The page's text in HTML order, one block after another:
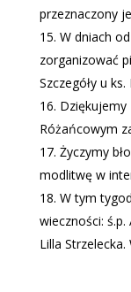
przeznaczony
W dniach
zorganizować
Szczegóły u ks.
Różańcowym
Życzymy
modlitwę w
W tym
wieczności: ś.p.
Lilla